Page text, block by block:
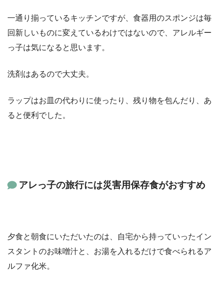
一通り揃っているキッチンですが、食器用のスポンジは毎
回新しいものに変えているわけではないので、アレルギー
っ子は気になると思います。
洗剤はあるので大丈夫。
ラップはお皿の代わりに使ったり、残り物を包んだり、あ
ると便利でした。
アレっ子の旅行には災害用保存食がおすすめ
夕食と朝食にいただいたのは、自宅から持っていったイン
スタントのお味噌汁と、お湯を入れるだけで食べられるア
ルファ化米。